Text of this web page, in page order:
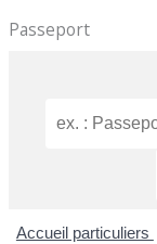
Passeport
Accueil particuliers